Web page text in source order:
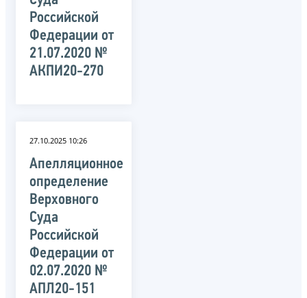
Российской
Федерации от
21.07.2020 №
АКПИ20-270
27.10.2025 10:26
Апелляционное
определение
Верховного
Суда
Российской
Федерации от
02.07.2020 №
АПЛ20-151